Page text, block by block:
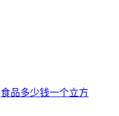
食品多少钱一个立方